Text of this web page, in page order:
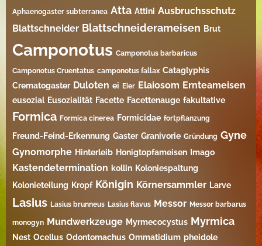
Aphaenogaster subterranea Atta Attini Ausbruchsschutz
Blattschneider Blattschneiderameisen Brut
Camponotus Camponotus barbaricus
Camponotus Cruentatus camponotus fallax Cataglyphis
Crematogaster Duloten ei Eier Elaiosom Ernteameisen
eusozial Eusozialität Facette Facettenauge fakultative
Formica Formica cinerea Formicidae fortpflanzung
Freund-Feind-Erkennung Gaster Granivorie Gründung Gyne
Gynomorphe Hinterleib Honigtopfameisen Imago
Kastendetermination kollin Koloniespaltung
Kolonieteilung Kropf Königin Körnersammler Larve
Lasius Lasius brunneus Lasius flavus Messor Messor barbarus
monogyn Mundwerkzeuge Myrmecocystus Myrmica
Nest Ocellus Odontomachus Ommatidium pheidole